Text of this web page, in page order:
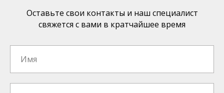
Оставьте свои контакты и наш специалист
свяжется с вами в кратчайшее время